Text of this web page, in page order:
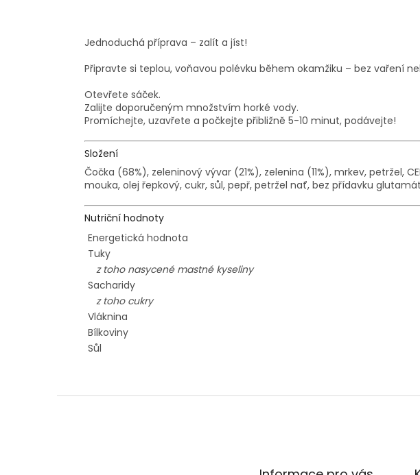
Jednoduchá příprava – zalít a jíst!
Připravte si teplou, voňavou polévku během okamžiku – bez vaření
Otevřete sáček.
Zalijte doporučeným množstvím horké vody.
Promíchejte, uzavřete a počkejte přibližně 5-10 minut, podávejte!
Složení
Čočka (68%), zeleninový vývar (21%), zelenina (11%), mrkev, petržel,
mouka, olej řepkový, cukr, sůl, pepř, petržel nať, bez přídavku
Nutriční hodnoty
Energetická hodnota
Tuky
z toho nasycené mastné kyseliny
Sacharidy
z toho cukry
Vláknina
Bílkoviny
Sůl